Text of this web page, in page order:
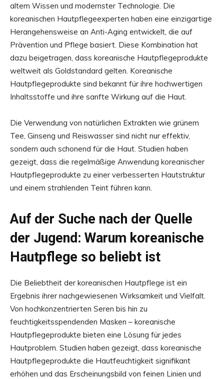
altem Wissen und modernster Technologie. Die
koreanischen Hautpflegeexperten haben eine einzigartige
Herangehensweise an Anti-Aging entwickelt, die auf
Prävention und Pflege basiert. Diese Kombination hat
dazu beigetragen, dass koreanische Hautpflegeprodukte
weltweit als Goldstandard gelten. Koreanische
Hautpflegeprodukte sind bekannt für ihre hochwertigen
Inhaltsstoffe und ihre sanfte Wirkung auf die Haut.
Die Verwendung von natürlichen Extrakten wie grünem
Tee, Ginseng und Reiswasser sind nicht nur effektiv,
sondern auch schonend für die Haut. Studien haben
gezeigt, dass die regelmäßige Anwendung koreanischer
Hautpflegeprodukte zu einer verbesserten Hautstruktur
und einem strahlenden Teint führen kann.
Auf der Suche nach der Quelle
der Jugend: Warum koreanische
Hautpflege so beliebt ist
Die Beliebtheit der koreanischen Hautpflege ist ein
Ergebnis ihrer nachgewiesenen Wirksamkeit und Vielfalt.
Von hochkonzentrierten Seren bis hin zu
feuchtigkeitsspendenden Masken – koreanische
Hautpflegeprodukte bieten eine Lösung für jedes
Hautproblem. Studien haben gezeigt, dass koreanische
Hautpflegeprodukte die Hautfeuchtigkeit signifikant
erhöhen und das Erscheinungsbild von feinen Linien und